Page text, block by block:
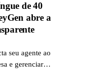
de 40
abre a
seu agente ao
e gerenciar